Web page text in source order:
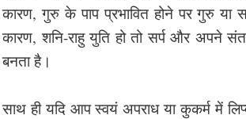
कारण, गुरु के पाप प्रभावित होने पर गुरु या
कारण, शनि-राहु युति हो तो सर्प और अपने
बनता है।
साथ ही यदि आप स्वयं अपराध या कुकर्म में